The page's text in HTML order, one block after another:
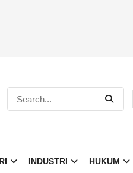
INDUSTRI HUKUM